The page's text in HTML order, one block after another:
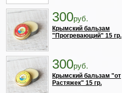
300руб.
Крымский бальзам
"Прогревающий" 15 гр.
300руб.
Крымский бальзам "от
Растяжек" 15 гр.